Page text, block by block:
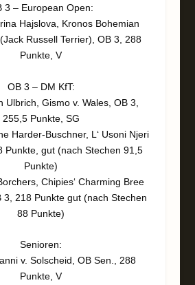
3 – European Open:
Hajslova, Kronos Bohemian
Russell Terrier), OB 3, 288
Punkte, V
OB 3 – DM KfT:
Ulbrich, Gismo v. Wales, OB 3,
255,5 Punkte, SG
Harder-Buschner, L‘ Usoni Njeri
Punkte, gut (nach Stechen 91,5
Punkte)
Chipies‘ Charming Bree
3, 218 Punkte gut (nach Stechen
88 Punkte)
Senioren:
v. Solscheid, OB Sen., 288
Punkte, V